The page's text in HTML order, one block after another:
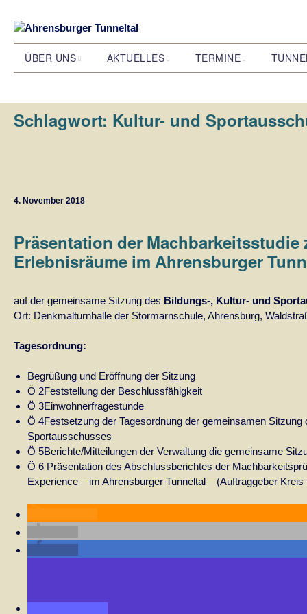
ÜBER UNS
wollen
Unser Team
AKTUELLES
Unsere Jahreskalender
TERMINE
Schlagwort: Kultur- und
4. November 2018
Präsentation der
Erlebnisräume im Ahrensburger
auf der gemeinsame Sitzung des Bildungs-, Kultur- und
Ort: Denkmalturnhalle der Stormarnschule, Ahrensburg,
Tagesordnung:
Begrüßung und Eröffnung der Sitzung
Ö 2Feststellung der Beschlussfähigkeit
Ö 3Einwohnerfragestunde
Ö 4Festsetzung der Tagesordnung der gemeinsamen
Sportausschusses
Ö 5Berichte/Mitteilungen der Verwaltung die gemeinsame
Ö 6 Präsentation des Abschlussberichtes der
Experience – im Ahrensburger Tunneltal – (Auftraggeber